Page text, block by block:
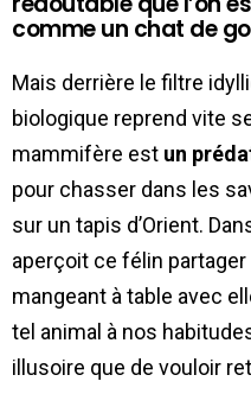
comme un chat de
Mais derrière le filtre
biologique reprend vite
mammifère est un
pour chasser dans les
sur un tapis d’Orient.
aperçoit ce félin
mangeant à table avec
tel animal à nos
illusoire que de vouloir